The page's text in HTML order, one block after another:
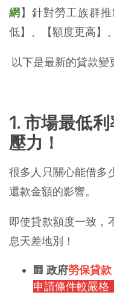
網 】針對勞工族群
低】、【額度更高】
以下是最新的貸款變
1. 市場最低
壓力！
很多人只關心能借多
還款金額的影響。
即使貸款額度一致，
息天差地別！
🏢 政府勞保貸款
申請條件較嚴格